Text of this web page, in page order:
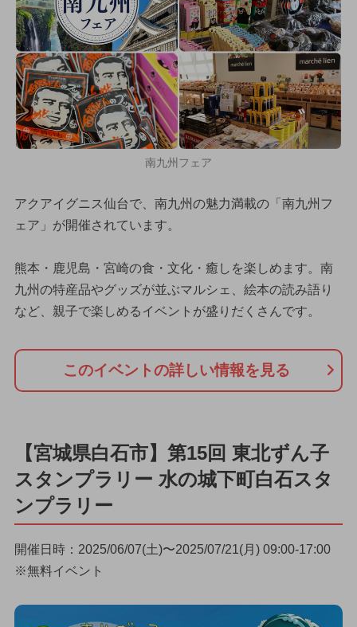
南九州フェア
アクアイグニス仙台で、南九州の魅力満載の「南九州フ
ェア」が開催されています。
熊本・鹿児島・宮崎の食・文化・癒しを楽しめます。南
九州の特産品やグッズが並ぶマルシェ、絵本の読み語り
など、親子で楽しめるイベントが盛りだくさんです。
このイベントの詳しい情報を見る
【宮城県白石市】第15回 東北ずん子
スタンプラリー 水の城下町白石スタ
ンプラリー
開催日時：2025/06/07(土)〜2025/07/21(月) 09:00-17:00
※無料イベント